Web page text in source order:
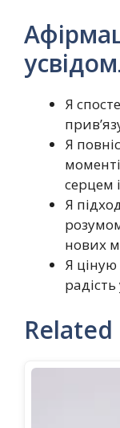
Я
Я
серцем
Я
нових
Я
Related